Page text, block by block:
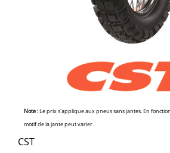
Note :Le prix s'applique aux pneus sans jantes. En
motif de la jante peut varier.
CST